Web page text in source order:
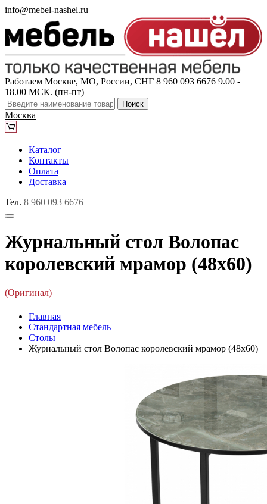
info@mebel-nashel.ru
Работаем Москве, МО, России, СНГ 8 960 093 6676 9.00 -
18.00 МСК. (пн-пт)
Поиск
Москва
Каталог
Контакты
Оплата
Доставка
Тел. 8 960 093 6676
Журнальный стол Волопас
королевский мрамор (48x60)
(Оригинал)
Главная
Стандартная мебель
Столы
Журнальный стол Волопас королевский мрамор (48x60)